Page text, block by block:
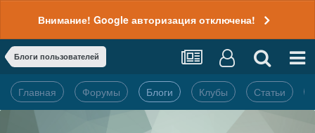
Внимание! Google авторизация отключена!
Блоги пользователей
Главная Форумы Блоги Клубы Статьи